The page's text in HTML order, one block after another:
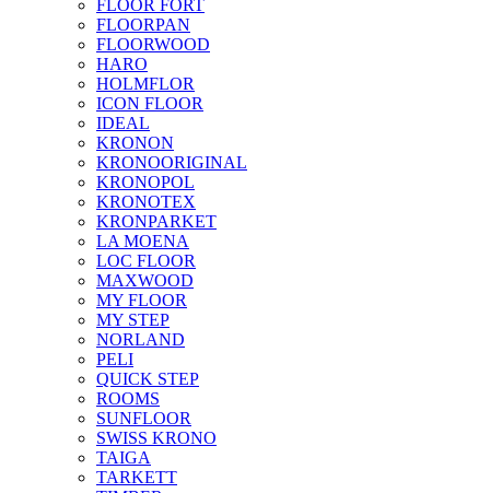
FLOOR FORT
FLOORPAN
FLOORWOOD
HARO
HOLMFLOR
ICON FLOOR
IDEAL
KRONON
KRONOORIGINAL
KRONOPOL
KRONOTEX
KRONPARKET
LA MOENA
LOC FLOOR
MAXWOOD
MY FLOOR
MY STEP
NORLAND
PELI
QUICK STEP
ROOMS
SUNFLOOR
SWISS KRONO
TAIGA
TARKETT